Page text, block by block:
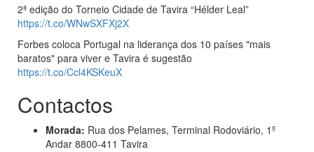
2ª edição do Torneio Cidade de Tavira “Hélder Leal”
https://t.co/WNwSXFXj2X
Forbes coloca Portugal na liderança dos 10 países "mais
baratos" para viver e Tavira é sugestão
https://t.co/Ccl4KSKeuX
Contactos
Morada: Rua dos Pelames, Terminal Rodoviário, 1º
Andar 8800-411 Tavira